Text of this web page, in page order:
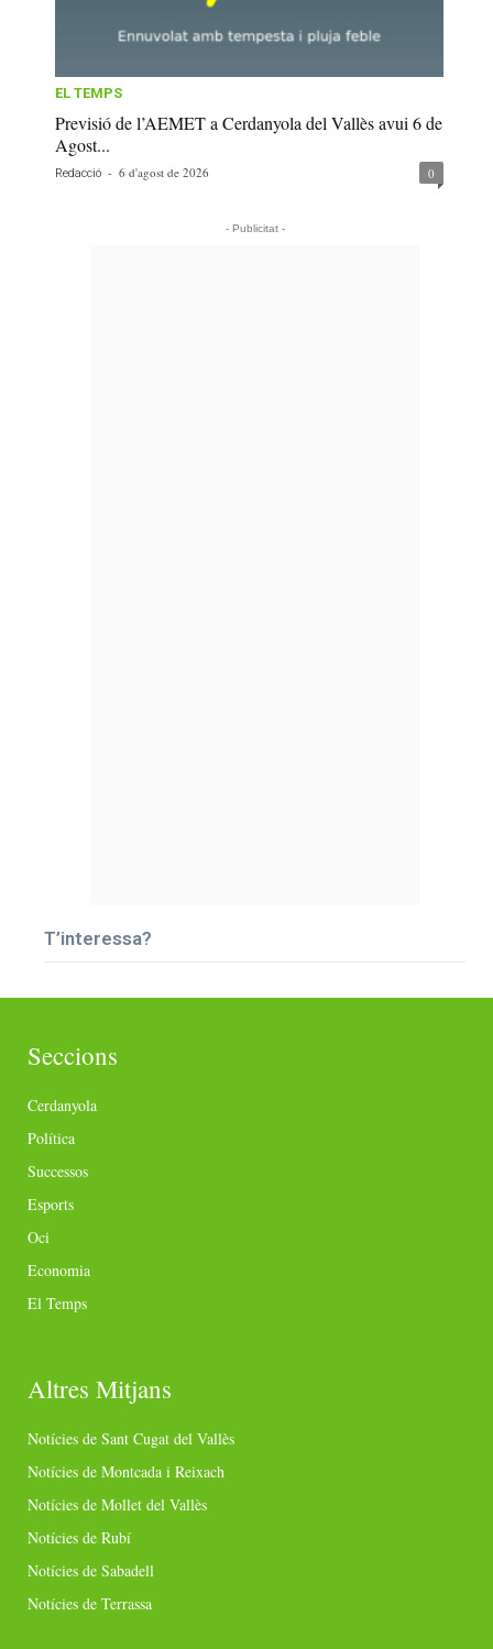
EL TEMPS
Previsió de l’AEMET a Cerdanyola del Vallès avui 6 de
Agost...
Redacció - 6 d'agost de 2026 0
- Publicitat -
T’interessa?
Seccions
Cerdanyola
Política
Successos
Esports
Oci
Economia
El Temps
Altres Mitjans
Notícies de Sant Cugat del Vallès
Notícies de Montcada i Reixach
Notícies de Mollet del Vallès
Notícies de Rubí
Notícies de Sabadell
Notícies de Terrassa